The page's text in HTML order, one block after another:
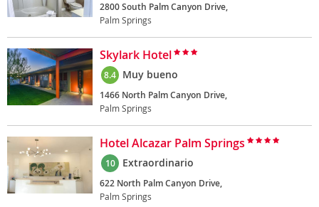
2800 South Palm Canyon Drive,
Palm Springs
Skylark Hotel
8.4 Muy bueno
1466 North Palm Canyon Drive,
Palm Springs
Hotel Alcazar Palm Springs
10 Extraordinario
622 North Palm Canyon Drive,
Palm Springs